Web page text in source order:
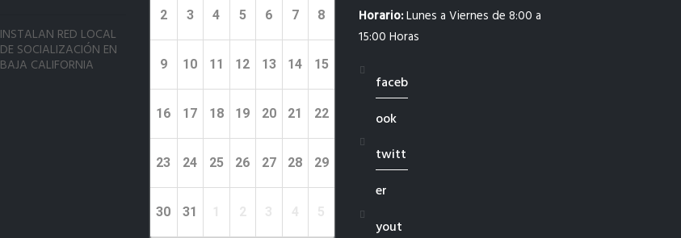
INSTALAN RED LOCAL
DE SOCIALIZACIÓN EN
BAJA CALIFORNIA
2 3 4 5 6 7 8
9 10 11 12 13 14 15
16 17 18 19 20 21 22
23 24 25 26 27 28 29
30 31
Horario:Lunes a Viernes de 8:00 a
15:00 Horas
faceb
ook
twitt
er
yout